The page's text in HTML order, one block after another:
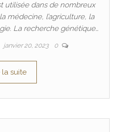
utilisée dans de nombreux
médecine, l’agriculture, la
La recherche génétique…
janvier 20, 2023 0
la suite